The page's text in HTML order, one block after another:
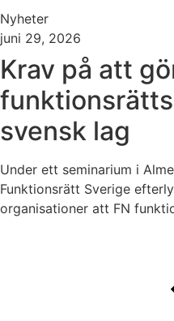
Nyheter
juni 29, 2026
Krav på att
svensk lag
Under ett seminarium i
Funktionsrätt Sverige
organisationer att FN